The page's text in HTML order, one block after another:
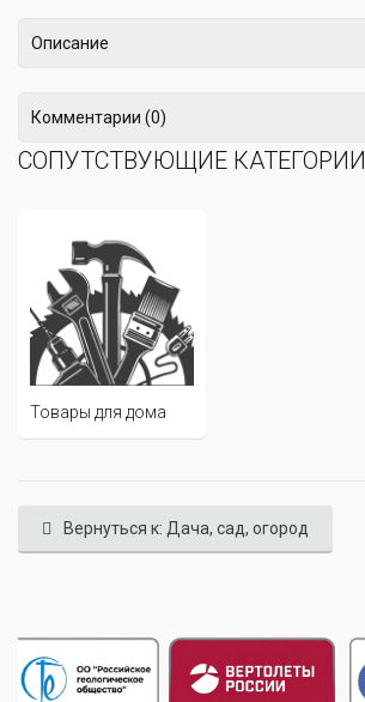
Описание
Комментарии (0)
СОПУТСТВУЮЩИЕ КАТЕГОРИИ
Товары для дома
Вернуться к: Дача, сад, огород